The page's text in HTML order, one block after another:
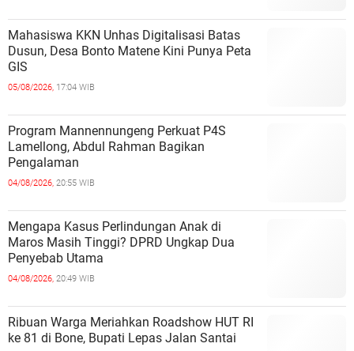
Mahasiswa KKN Unhas Digitalisasi Batas
Dusun, Desa Bonto Matene Kini Punya Peta
GIS
05/08/2026, 17:04 WIB
Program Mannennungeng Perkuat P4S
Lamellong, Abdul Rahman Bagikan
Pengalaman
04/08/2026, 20:55 WIB
Mengapa Kasus Perlindungan Anak di
Maros Masih Tinggi? DPRD Ungkap Dua
Penyebab Utama
04/08/2026, 20:49 WIB
Ribuan Warga Meriahkan Roadshow HUT RI
ke 81 di Bone, Bupati Lepas Jalan Santai